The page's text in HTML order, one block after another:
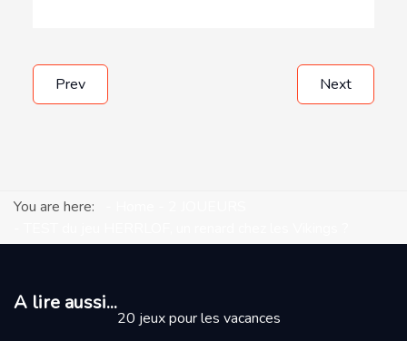
Prev Next
You are here:
A lire aussi...
20 jeux pour les vacances